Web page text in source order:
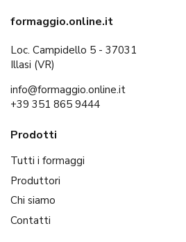
formaggio.online.it
Loc. Campidello 5 - 37031
Illasi (VR)
info@formaggio.online.it
+39 351 865 9444
Prodotti
Tutti i formaggi
Produttori
Chi siamo
Contatti